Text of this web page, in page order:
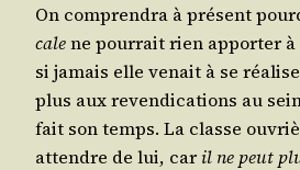
On com­pren­dra à pré­sent
calene pour­rait rien appor­ter
si jamais elle venait à se
plus aux reven­di­ca­tions au
fait son temps. La classe
attendre de lui, car il ne peut